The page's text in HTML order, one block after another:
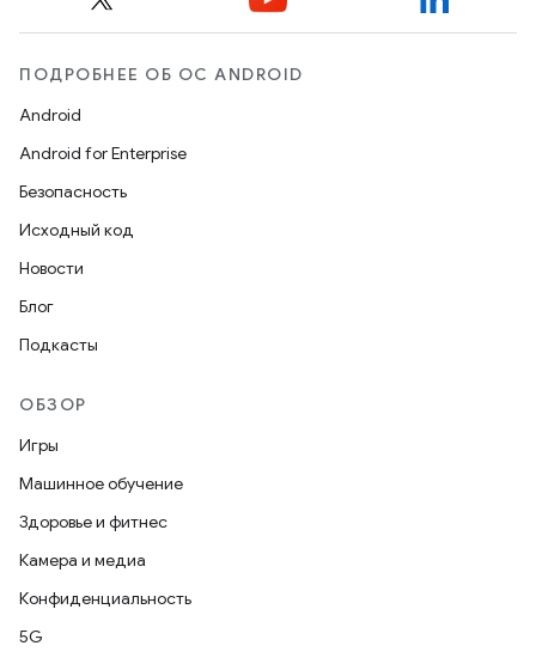
ПОДРОБНЕЕ ОБ ОС ANDROID
Android
Android for Enterprise
Безопасность
Исходный код
Новости
Блог
Подкасты
ОБЗОР
Игры
Машинное обучение
Здоровье и фитнес
Камера и медиа
Конфиденциальность
5G